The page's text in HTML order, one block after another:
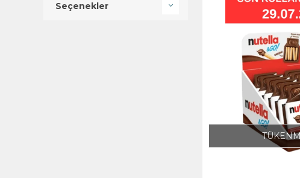
Seçenekler